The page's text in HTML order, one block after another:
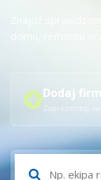
Znajdź
domu, remontu
Dodaj
Zaprezentuj
Czego szukasz?